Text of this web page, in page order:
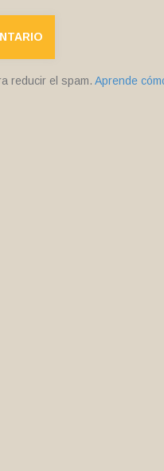
reducir el spam. Aprende